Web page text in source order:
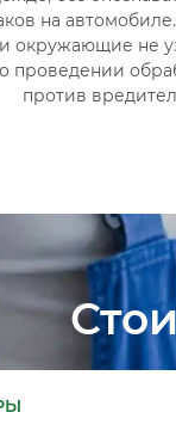
на
и окружающие не
о проведении
против